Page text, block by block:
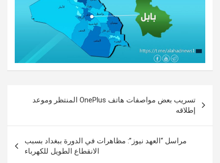
المقالات
تسريب بعض مواصفات هاتف OnePlus المنتظر وموعد
إطلاقه
مراسل “العهد نيوز”: مظاهرات في الدورة ببغداد بسبب
الانقطاع الطويل للكهرباء